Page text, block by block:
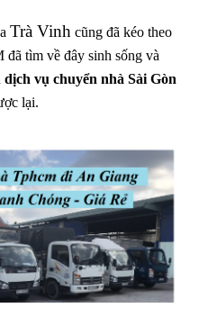
Trà Vinh cũng đã kéo theo
tìm về đây sinh sống và
dịch vụ chuyển nhà Sài Gòn
lại.